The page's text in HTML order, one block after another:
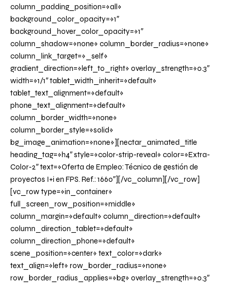
column_padding_position=»all»
background_color_opacity=»1″
background_hover_color_opacity=»1″
column_shadow=»none» column_border_radius=»none»
column_link_target=»_self»
gradient_direction=»left_to_right» overlay_strength=»0.3″
width=»1/1″ tablet_width_inherit=»default»
tablet_text_alignment=»default»
phone_text_alignment=»default»
column_border_width=»none»
column_border_style=»solid»
bg_image_animation=»none»][nectar_animated_title
heading_tag=»h4″ style=»color-strip-reveal» color=»Extra-
Color-2″ text=»Oferta de Empleo: Técnico de gestión de
proyectos I+i en FPS. Ref.: 1660″][/vc_column][/vc_row]
[vc_row type=»in_container»
full_screen_row_position=»middle»
column_margin=»default» column_direction=»default»
column_direction_tablet=»default»
column_direction_phone=»default»
scene_position=»center» text_color=»dark»
text_align=»left» row_border_radius=»none»
row_border_radius_applies=»bg» overlay_strength=»0.3″